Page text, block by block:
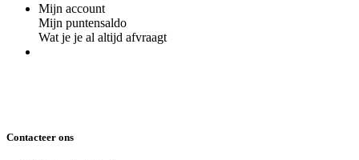
Mijn account
Mijn puntensaldo
Wat je je al altijd afvraagt
Contacteer ons